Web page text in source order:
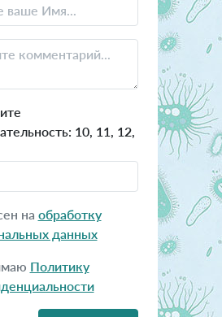
10, 11, 12,
на обработку
данных
Политику